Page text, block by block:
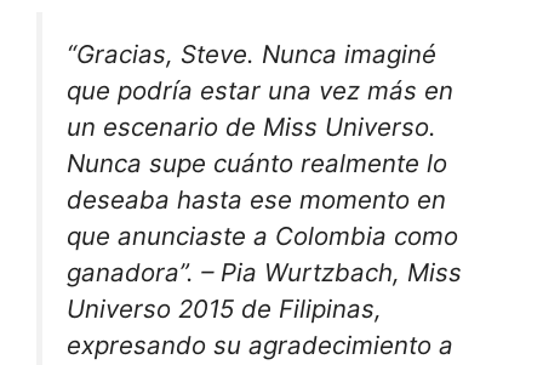
“Gracias, Steve. Nunca imaginé
que podría estar una vez más en
un escenario de Miss Universo.
Nunca supe cuánto realmente lo
deseaba hasta ese momento en
que anunciaste a Colombia como
ganadora”. – Pia Wurtzbach, Miss
Universo 2015 de Filipinas,
expresando su agradecimiento a